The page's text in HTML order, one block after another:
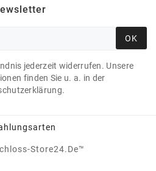
OK
jederzeit widerrufen. Unsere
finden Sie u. a. in der
Store24.de™